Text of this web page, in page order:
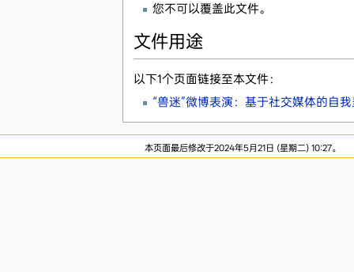
您不可以覆盖此文件。
文件用途
以下1个页面链接至本文件：
“兽迷”微博表演：基于社交媒体的自
本页面最后修改于2024年5月21日 (星期二) 10:27。